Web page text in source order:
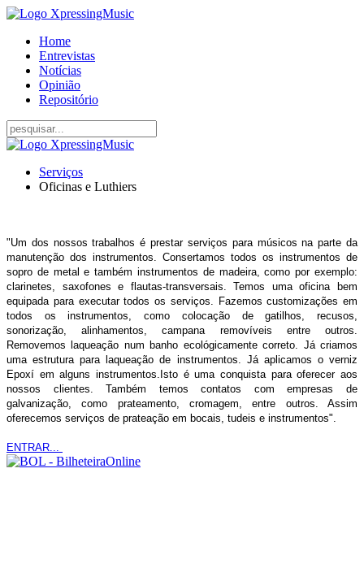
Home
Entrevistas
Notícias
Opinião
Repositório
Serviços
Oficinas e Luthiers
"Um dos nossos trabalhos é prestar serviços para músicos na parte da
manutenção dos instrumentos. Consertamos todos os instrumentos de
sopro de metal e também instrumentos de madeira, como por exemplo:
clarinetes, saxofones e flautas-transversais. Temos uma oficina bem
equipada para executar todos os serviços. Fazemos customizações em
todos os instrumentos, como colocação de gatilhos, recusos,
sonorização, alinhamentos, campana removíveis entre outros.
Removemos laqueação num banho ecológicamente correto. Já criamos
uma estrutura para laqueação de instrumentos. Já aplicamos o verniz
Epoxí em alguns instrumentos.Isto é uma conquista para oferecer aos
nossos clientes. Também temos contatos com empresas de
galvanização, como prateamento, cromagem, entre outros. Assim
oferecemos serviços de prateação em bocais, tudeis e instrumentos".
ENTRAR...